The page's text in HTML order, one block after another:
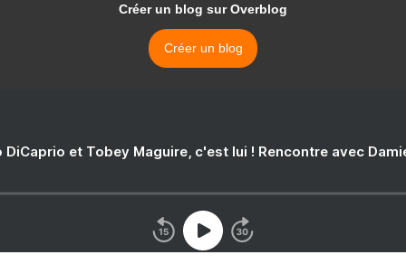
Créer un blog sur Overblog
Créer un blog
DiCaprio et Tobey Maguire, c'est lui ! Rencontre avec